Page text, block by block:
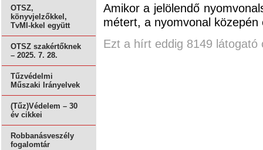
OTSZ,
könyvjelzőkkel,
TvMI-kkel együtt
OTSZ szakértőknek
– 2025. 7. 28.
Tűzvédelmi
Műszaki Irányelvek
(Tűz)Védelem – 30
év cikkei
Robbanásveszély
fogalomtár
Amikor a jelölendő
métert, a nyomvonal közepén
Ezt a hírt eddig 8149 látogató